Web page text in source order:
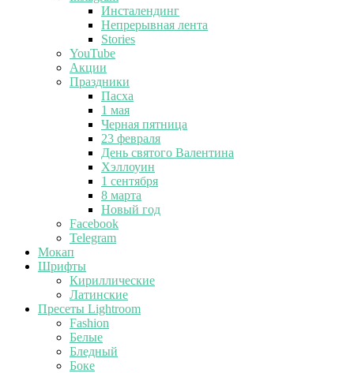
Инсталендинг
Непрерывная лента
Stories
YouTube
Акции
Праздники
Пасха
1 мая
Черная пятница
23 февраля
День святого Валентина
Хэллоуин
1 сентября
8 марта
Новый год
Facebook
Telegram
Мокап
Шрифты
Кириллические
Латинские
Пресеты Lightroom
Fashion
Белые
Бледный
Боке